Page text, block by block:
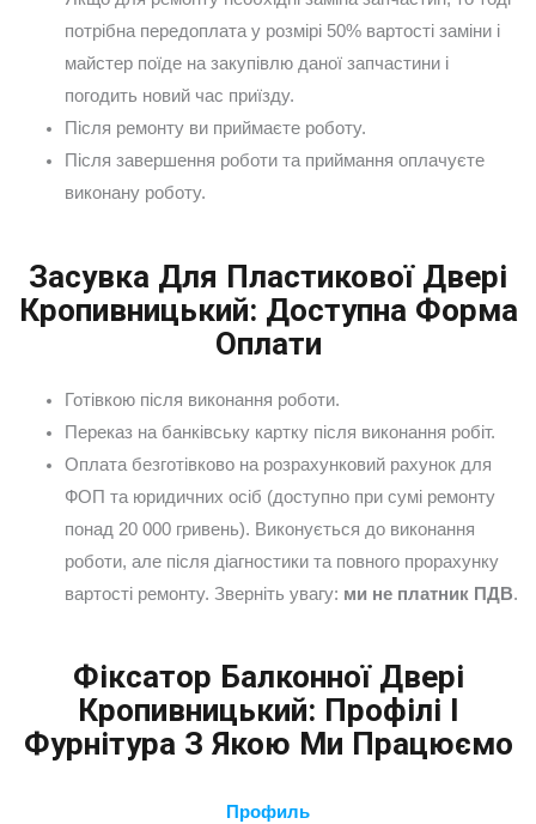
потрібна передоплата у розмірі 50% вартості заміни і
майстер поїде на закупівлю даної запчастини і
погодить новий час приїзду.
Після ремонту ви приймаєте роботу.
Після завершення роботи та приймання оплачуєте
виконану роботу.
Засувка Для Пластикової Двері
Кропивницький: Доступна Форма
Оплати
Готівкою після виконання роботи.
Переказ на банківську картку після виконання робіт.
Оплата безготівково на розрахунковий рахунок для
ФОП та юридичних осіб (доступно при сумі ремонту
понад 20 000 гривень). Виконується до виконання
роботи, але після діагностики та повного прорахунку
вартості ремонту. Зверніть увагу: ми не платник ПДВ.
Фіксатор Балконної Двері
Кропивницький: Профілі І
Фурнітура З Якою Ми Працюємо
Профиль